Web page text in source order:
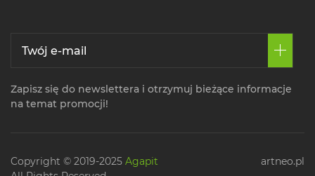
Zapisz się do newslettera i otrzymuj bieżące informacje
na temat promocji!
Copyright © 2019-2025 Agapit
artneo.pl